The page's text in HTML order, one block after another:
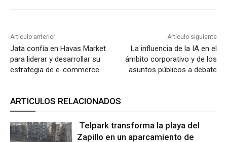
Artículo anterior
Jata confía en Havas Market
para liderar y desarrollar su
estrategia de e-commerce
Artículo siguiente
La influencia de la IA en el
ámbito corporativo y de los
asuntos públicos a debate
ARTICULOS RELACIONADOS
Telpark transforma la playa del
Zapillo en un aparcamiento de